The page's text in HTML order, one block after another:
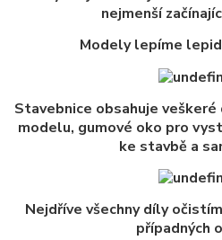
nejmenší
Modely lepíme
Stavebnice obsahuje
modelu, gumové oko pro
ke stavbě a
Nejdříve všechny díly
případných